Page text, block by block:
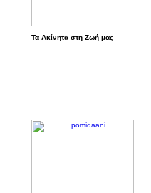
Τα Ακίνητα στη Ζωή μας